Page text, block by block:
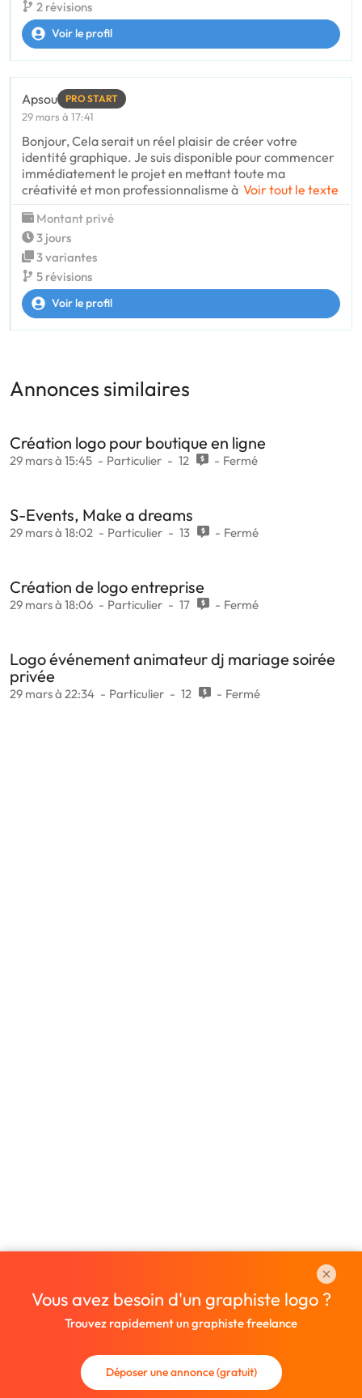
2 révisions
Voir le profil
Apsou PRO START
29 mars à 17:41
Bonjour, Cela serait un réel plaisir de créer votre
identité graphique. Je suis disponible pour commencer
immédiatement le projet en mettant toute ma
créativité et mon professionnalisme à Voir tout le texte
Montant privé
3 jours
3 variantes
5 révisions
Voir le profil
Annonces similaires
Création logo pour boutique en ligne
29 mars à 15:45 Particulier 12 Fermé
S-Events, Make a dreams
29 mars à 18:02 Particulier 13 Fermé
Création de logo entreprise
29 mars à 18:06 Particulier 17 Fermé
Logo événement animateur dj mariage soirée
privée
29 mars à 22:34 Particulier 12 Fermé
Vous avez besoin d'un graphiste logo ?
Trouvez rapidement un graphiste freelance
Déposer une annonce (gratuit)